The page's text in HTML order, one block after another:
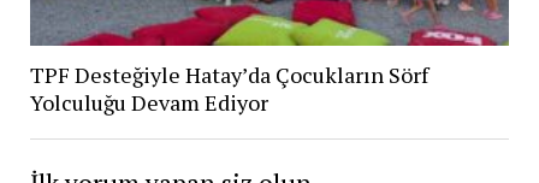
TPF Desteğiyle Hatay’da Çocukların Sörf
Yolculuğu Devam Ediyor